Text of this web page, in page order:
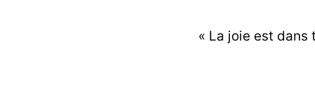
« La joie est dans